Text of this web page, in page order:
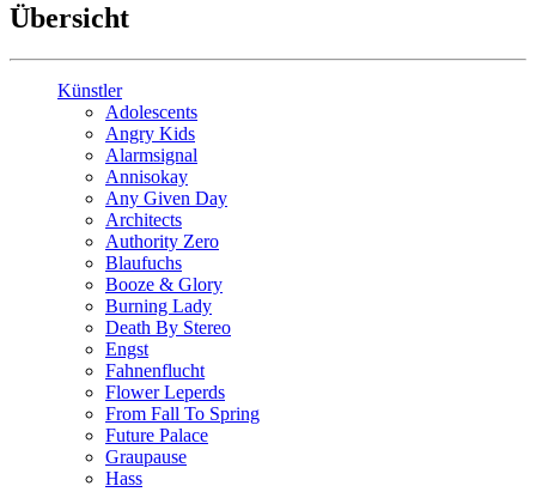
Übersicht
Künstler
Adolescents
Angry Kids
Alarmsignal
Annisokay
Any Given Day
Architects
Authority Zero
Blaufuchs
Booze & Glory
Burning Lady
Death By Stereo
Engst
Fahnenflucht
Flower Leperds
From Fall To Spring
Future Palace
Graupause
Hass